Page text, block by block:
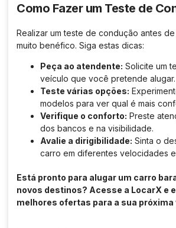
Como Fazer um Teste de
Realizar um teste de condução antes
muito benéfico. Siga estas dicas:
Peça ao atendente: Solicite um
veículo que você pretende alugar.
Teste várias opções:
modelos para ver qual é mais
Verifique o conforto: Preste
dos bancos e na visibilidade.
Avalie a dirigibilidade: Sinta o
carro em diferentes velocidades
Está pronto para alugar um carro
novos destinos? Acesse a LocarX e
melhores ofertas para a sua próxima